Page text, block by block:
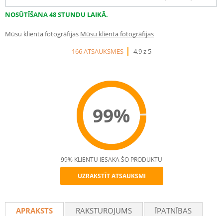
NOSŪTĪŠANA 48 STUNDU LAIKĀ.
Mūsu klienta fotogrāfijas Mūsu klienta fotogrāfijas
166 ATSAUKSMES
4.9 z 5
99%
Recommend
99% KLIENTU IESAKA ŠO PRODUKTU
UZRAKSTĪT ATSAUKSMI
APRAKSTS RAKSTUROJUMS
ĪPATNĪBAS